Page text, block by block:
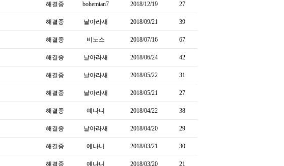
해결중 bohemian7 2018/12/19 27
해결중 날아라새 2018/09/21 39
해결중 비노스 2018/07/16 67
해결중 날아라새 2018/06/24 42
해결중 날아라새 2018/05/22 31
해결중 날아라새 2018/05/21 27
해결중 예나니 2018/04/22 38
해결중 날아라새 2018/04/20 29
해결중 예나니 2018/03/21 30
해결중 예나니 2018/03/20 21